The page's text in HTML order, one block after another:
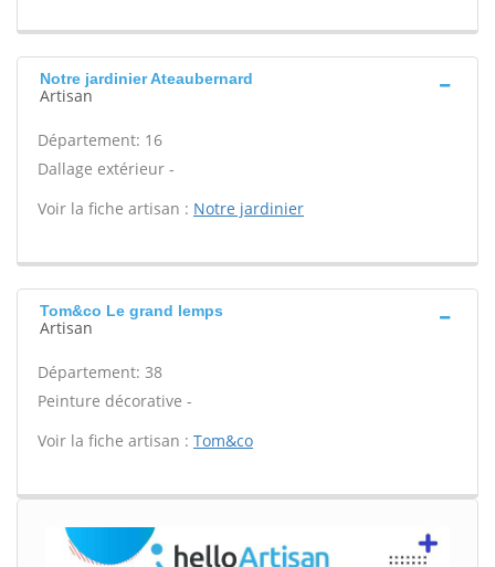
Notre jardinier Ateaubernard
Artisan
Département: 16
Dallage extérieur -
Voir la fiche artisan : Notre jardinier
Tom&co Le grand lemps
Artisan
Département: 38
Peinture décorative -
Voir la fiche artisan : Tom&co